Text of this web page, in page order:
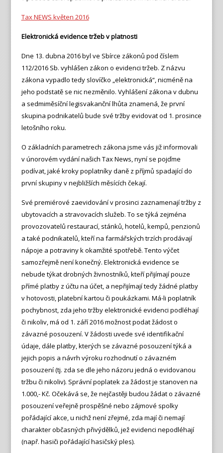
Tax NEWS květen 2016
Elektronická evidence tržeb v platnosti
Dne 13. dubna 2016 byl ve Sbírce zákonů pod číslem
112/2016 Sb. vyhlášen zákon o evidenci tržeb. Z názvu
zákona vypadlo tedy slovíčko „elektronická“, nicméně na
jeho podstatě se nic nezměnilo. Vyhlášení zákona v dubnu
a sedmiměsíční legisvakanční lhůta znamená, že první
skupina podnikatelů bude své tržby evidovat od 1. prosince
letošního roku.
O základních parametrech zákona jsme vás již informovali
v únorovém vydání našich Tax News, nyní se pojďme
podívat, jaké kroky poplatníky daně z příjmů spadající do
první skupiny v nejbližších měsících čekají.
Své premiérové zaevidování v prosinci zaznamenají tržby z
ubytovacích a stravovacích služeb. To se týká zejména
provozovatelů restaurací, stánků, hotelů, kempů, penzionů
a také podnikatelů, kteří na farmářských trzích prodávají
nápoje a potraviny k okamžité spotřebě. Tento výčet
samozřejmě není konečný. Elektronická evidence se
nebude týkat drobných živnostníků, kteří přijímají pouze
přímé platby z účtu na účet, a nepřijímají tedy žádné platby
v hotovosti, platební kartou či poukázkami. Má-li poplatník
pochybnost, zda jeho tržby elektronické evidenci podléhají
či nikoliv, má od 1. září 2016 možnost podat žádost o
závazné posouzení. V žádosti uvede své identifikační
údaje, dále platby, kterých se závazné posouzení týká a
jejich popis a návrh výroku rozhodnutí o závazném
posouzení (tj. zda se dle jeho názoru jedná o evidovanou
tržbu či nikoliv). Správní poplatek za žádost je stanoven na
1.000,- Kč. Očekává se, že nejčastěji budou žádat o závazné
posouzení veřejně prospěšné nebo zájmové spolky
pořádající akce, u nichž není zřejmé, zda mají či nemají
charakter občasných přivýdělků, jež evidenci nepodléhají
(např. hasiči pořádající hasičský ples).